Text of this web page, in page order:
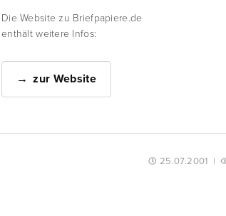
Die Website zu Briefpapiere.de
enthält weitere Infos:
zur Website
25.07.2001 |